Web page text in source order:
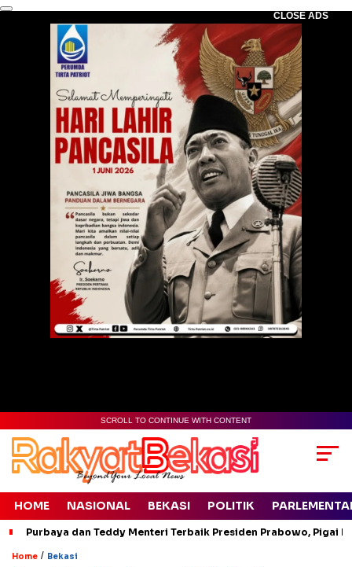
CLOSE ADS
SCROLL TO CONTINUE WITH CONTENT
HOME NASIONAL BEKASI POLITIK
Purbaya dan Teddy Menteri Terbaik Presiden Prabowo, Pigai
Home / Bekasi